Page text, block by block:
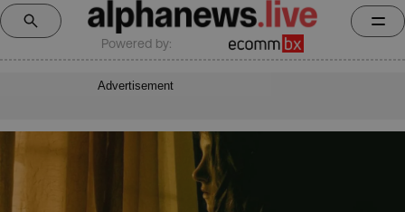
Powered by:
Advertisement